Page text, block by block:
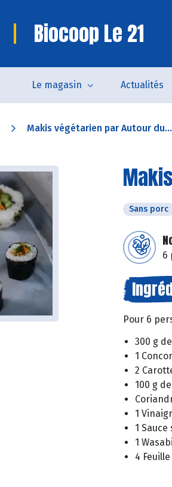
Biocoop Le 21
Le magasin Actualités
Makis végétarien par Autour du...
Sans porc
6
Pour 6
300 g
1
2
100 g
1
1 Sauce
1 Wasabi
4